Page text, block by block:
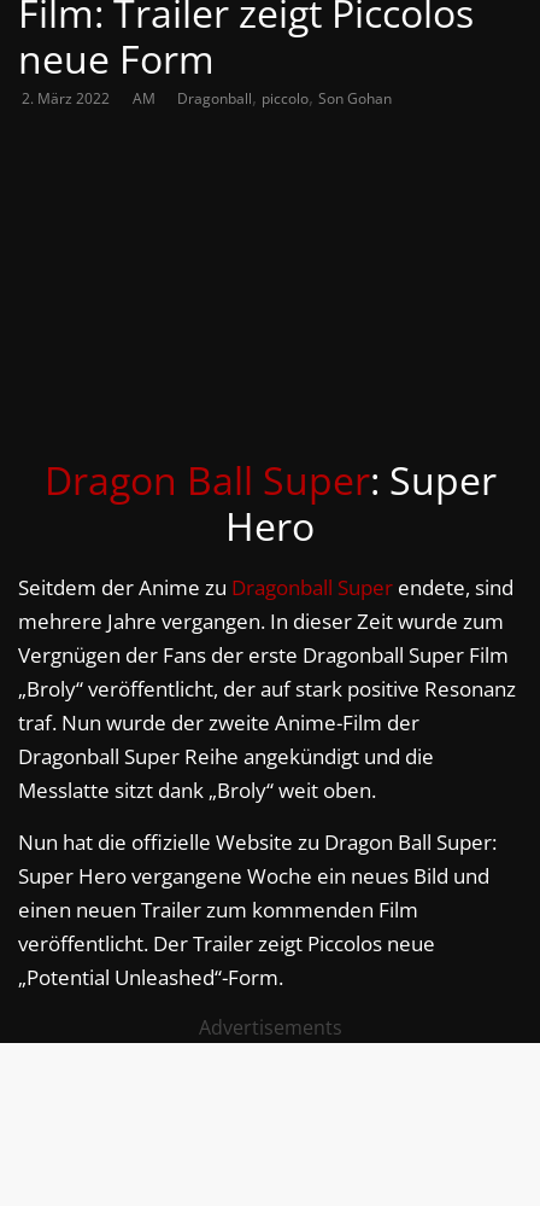
Film: Trailer zeigt Piccolos
neue Form
2. März 2022 AM Dragonball, piccolo, Son Gohan
Dragon Ball Super: Super
Hero
Seitdem der Anime zu Dragonball Super endete, sind
mehrere Jahre vergangen. In dieser Zeit wurde zum
Vergnügen der Fans der erste Dragonball Super Film
„Broly“ veröffentlicht, der auf stark positive Resonanz
traf. Nun wurde der zweite Anime-Film der
Dragonball Super Reihe angekündigt und die
Messlatte sitzt dank „Broly“ weit oben.
Nun hat die offizielle Website zu Dragon Ball Super:
Super Hero vergangene Woche ein neues Bild und
einen neuen Trailer zum kommenden Film
veröffentlicht. Der Trailer zeigt Piccolos neue
„Potential Unleashed“-Form.
Advertisements